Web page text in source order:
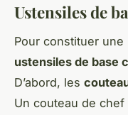
Ustensiles de
Pour constituer une
ustensiles de base
D’abord, les
Un couteau de